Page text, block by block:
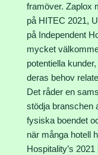
framöver. Zaplox
på HITEC 2021,
på Independent
mycket
potentiella
deras behov
Det råder en
stödja branschen
fysiska boendet
när många hotell
Hospitality’s